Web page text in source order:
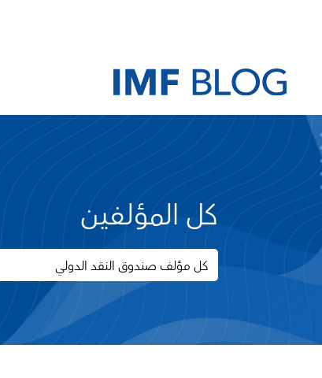
كل المؤلفين
كل مؤلف صندوق النقد الدولي